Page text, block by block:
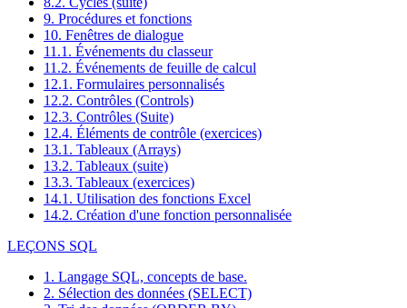
9. Procédures et fonctions
10. Fenêtres de dialogue
11.1. Événements du classeur
11.2. Événements de feuille de calcul
12.1. Formulaires personnalisés
12.2. Contrôles (Controls)
12.3. Contrôles (Suite)
12.4. Éléments de contrôle (exercices)
13.1. Tableaux (Arrays)
13.2. Tableaux (suite)
13.3. Tableaux (exercices)
14.1. Utilisation des fonctions Excel
14.2. Création d'une fonction personnalisée
LEÇONS SQL
1. Langage SQL, concepts de base.
2. Sélection des données (SELECT)